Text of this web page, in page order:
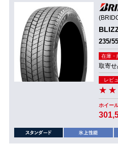
235/
在庫・
取寄
レビ
ホイー